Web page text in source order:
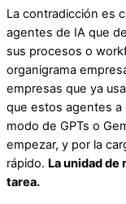
La contradicción es
agentes de IA que
sus procesos o
organigrama
empresas que ya
que estos agentes a
modo de GPTs o
empezar, y por la
rápido. La unidad de
tarea.